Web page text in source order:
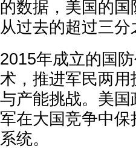
的数据，美国的
从过去的超过三
2015年成立的国
术，推进军民两
与产能挑战。美
军在大国竞争中
系统。